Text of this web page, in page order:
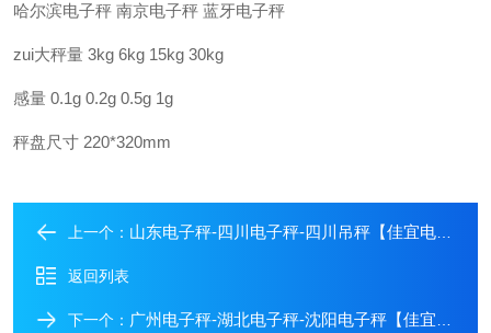
哈尔滨电子秤 南京电子秤 蓝牙电子秤
zui大秤量 3kg 6kg 15kg 30kg
感量 0.1g 0.2g 0.5g 1g
秤盘尺寸 220*320mm
上一个： 山东电子秤-四川电子秤-四川吊秤【佳宜电子】
返回列表
下一个： 广州电子秤-湖北电子秤-沈阳电子秤【佳宜电子】